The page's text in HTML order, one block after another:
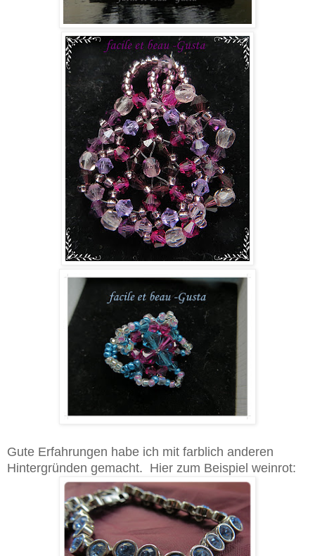
Gute Erfahrungen habe ich mit farblich anderen
Hintergründen gemacht. Hier zum Beispiel weinrot: